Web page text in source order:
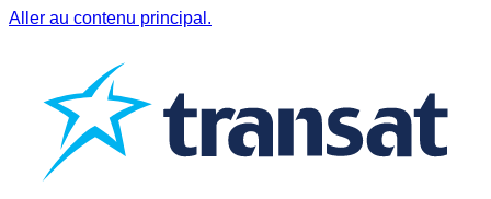
Aller au contenu principal.